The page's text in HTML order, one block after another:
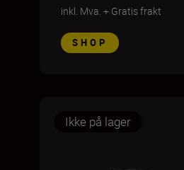
inkl. Mva. + Gratis frakt
SHOP
Ikke på lager